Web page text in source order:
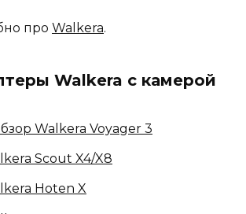
про Walkera.
Walkera с камерой
Walkera Voyager 3
Scout X4/X8
Hoten X